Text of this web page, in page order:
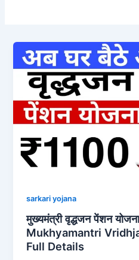
sarkari yojana
मुख्यमंत्री वृद्धजन पेंशन
Mukhyamantri
Full Details